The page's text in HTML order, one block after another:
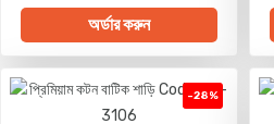
অর্ডার করুন
-28%